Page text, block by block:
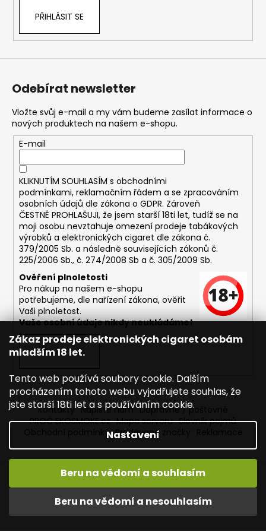
Zákaz prodeje elektronických cigaret osobám
mladším 18 let.
Tento web používá soubory cookie. Dalším
procházením tohoto webu vyjadřujete souhlas, že
jste starší 18ti let a s používáním cookie.
Nastavení
Beru na vědomí a nesouhlasím
Beru na vědomí a souhlasím
PŘIHLÁSIT SE
Odebírat newsletter
Vložte svůj e-mail a my vám budeme zasílat informace o
nových produktech na našem e-shopu.
E-mail
KLIKNUTÍM SOUHLASÍM s obchodními
podmínkami, reklamačním řádem a se zpracováním
osobních údajů dle zákona o GDPR. Zároveň
ČESTNĚ PROHLAŠUJI, že jsem starší 18ti let, tudíž se na
moji osobu nevztahuje omezení prodeje tabákových
výrobků a elektronických cigaret dle zákona č.
379/2005 Sb. a následně souvisejících zákonů č.
225/2006 Sb., č. 274/2008 Sb a č. 305/2009 Sb.
Ověření plnoletosti
Pro nákup na našem e-shopu
potřebujeme, dle nařízení zákona, ověřit
Vaši plnoletost.
Vaše osobní údaje nikdy neukládáme!
PŘIHLÁSIT SE
Kontakty Napište nám Dopravné / poštovné
PROČ EKOSMOKE.cz Mapa serveru Slovník pojmů
Obchodní podmínky Prodávané značky
Vytvořil Shoptet
Copyright 2026EKOSMOKE - Specialista na e-cigarety.
Všechna práva vyhrazena. Upravit nastavení cookies